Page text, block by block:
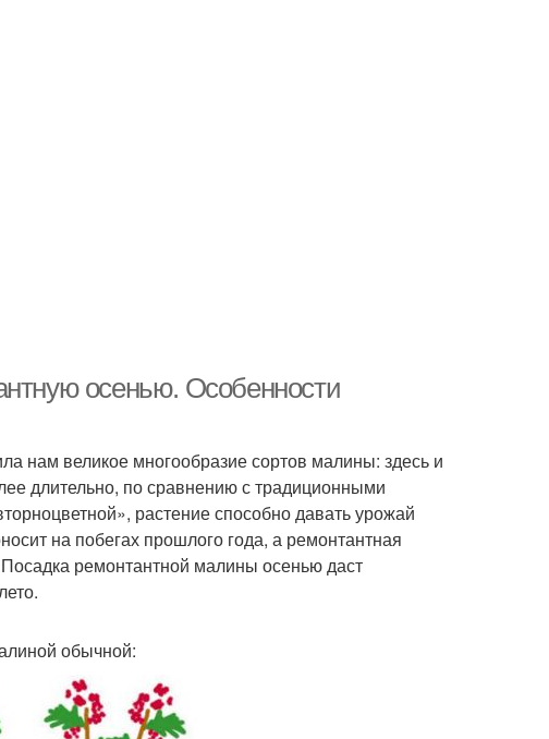
осенью. Особенности
нам великое многообразие сортов малины: здесь и
длительно, по сравнению с традиционными
растение способно давать урожай
на побегах прошлого года, а ремонтантная
ремонтантной малины осенью даст
обычной: